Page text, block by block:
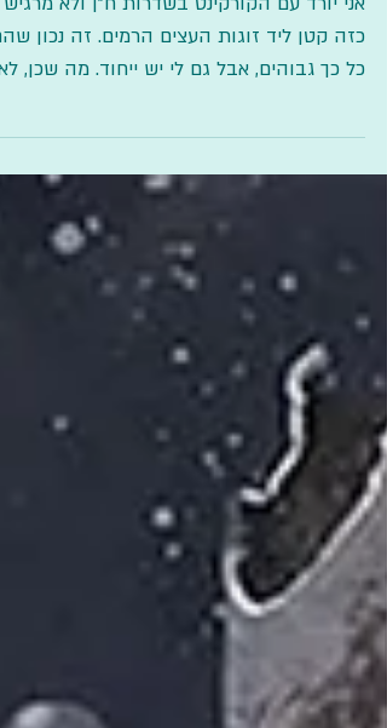
לא משקר
אני יורד עם הקורקינט בשדרות ח״ן ולא מרגיש
כל כך גבוהים, אבל גם לי יש ייחוד. מה שכן,
משנה מה...